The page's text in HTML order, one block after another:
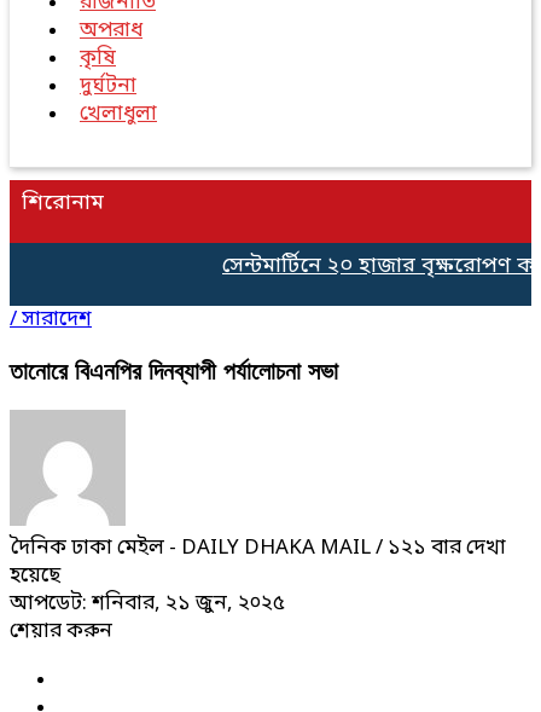
অপরাধ
কৃষি
দুর্ঘটনা
খেলাধুলা
শিরোনাম
সেন্টমার্টিনে ২০ হাজার বৃক্ষরোপণ
/সারাদেশ
তানোরে বিএনপির দিনব্যাপী পর্যালোচনা সভা
দৈনিক ঢাকা মেইল - DAILY DHAKA MAIL/ ১২১ বার দেখা
হয়েছে
আপডেট: শনিবার, ২১ জুন, ২০২৫
শেয়ার করুন